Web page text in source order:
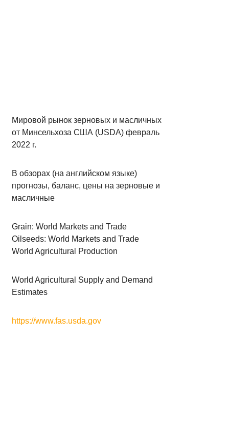
Мировой рынок зерновых и масличных
от Минсельхоза США (USDA) февраль
2022 г.
В обзорах (на английском языке)
прогнозы, баланс, цены на зерновые и
масличные
Grain: World Markets and Trade
Oilseeds: World Markets and Trade
World Agricultural Production
World Agricultural Supply and Demand
Estimates
https://www.fas.usda.gov